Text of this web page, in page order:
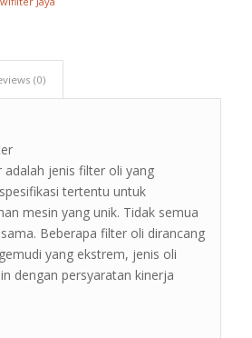
(0)
jenis filter oli yang
tertentu untuk
mesin yang unik. Tidak semua
Beberapa filter oli dirancang
yang ekstrem, jenis oli
dengan persyaratan kinerja